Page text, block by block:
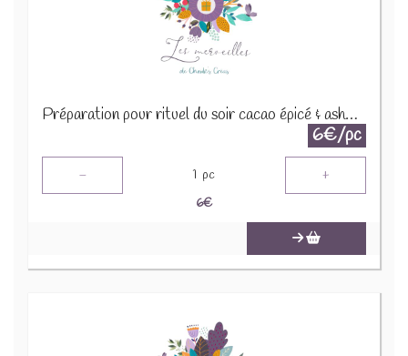
Préparation pour rituel du soir cacao épicé & ashwaganda 30g
6€/pc
- 1 pc +
6€